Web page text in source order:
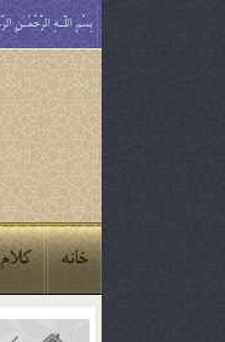
بِسْمِ اللَّـهِ الرَّحْمَـٰنِ
خانه